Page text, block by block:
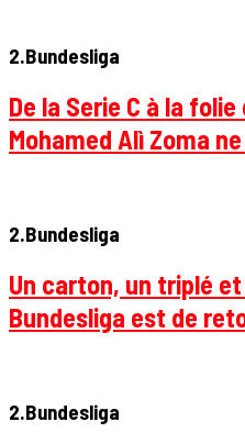
2.Bundesliga
De la Serie C à la
Mohamed Alì Zoma
2.Bundesliga
Un carton, un triplé
Bundesliga est de
2.Bundesliga